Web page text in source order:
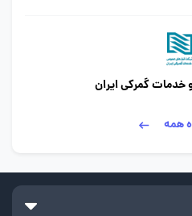
خدمات گمرکی ایران
همه